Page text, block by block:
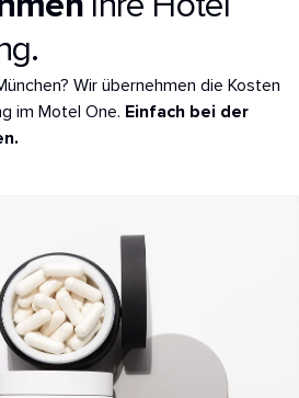
Wir übernehmen die Kosten
im Motel One. Einfach bei der